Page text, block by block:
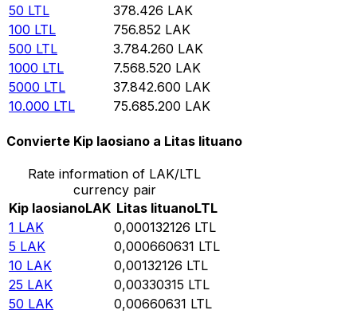
50 LTL 378.426 LAK
100 LTL 756.852 LAK
500 LTL 3.784.260 LAK
1000 LTL 7.568.520 LAK
5000 LTL 37.842.600 LAK
10.000 LTL 75.685.200 LAK
Convierte Kip laosiano a Litas lituano
Rate information of LAK/LTL
currency pair
Kip laosianoLAK Litas lituanoLTL
1 LAK 0,000132126 LTL
5 LAK 0,000660631 LTL
10 LAK 0,00132126 LTL
25 LAK 0,00330315 LTL
50 LAK 0,00660631 LTL